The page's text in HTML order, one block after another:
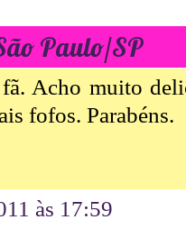
Paulo/SP
Acho muito
fofos. Parabéns.
às 17:59